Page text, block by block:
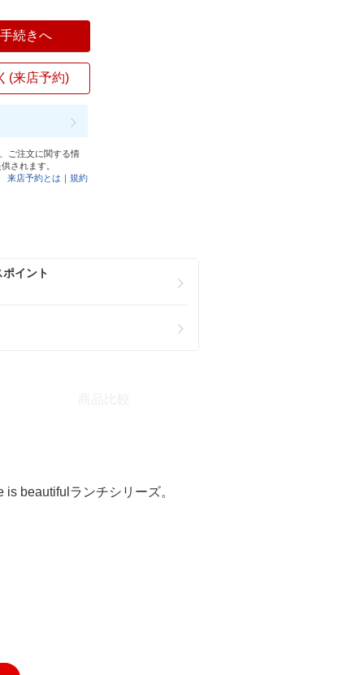
続きへ
(来店予約)
ご注文に関する情
されます。
来店予約とは ｜規約
イント
beautifulランチシリーズ。